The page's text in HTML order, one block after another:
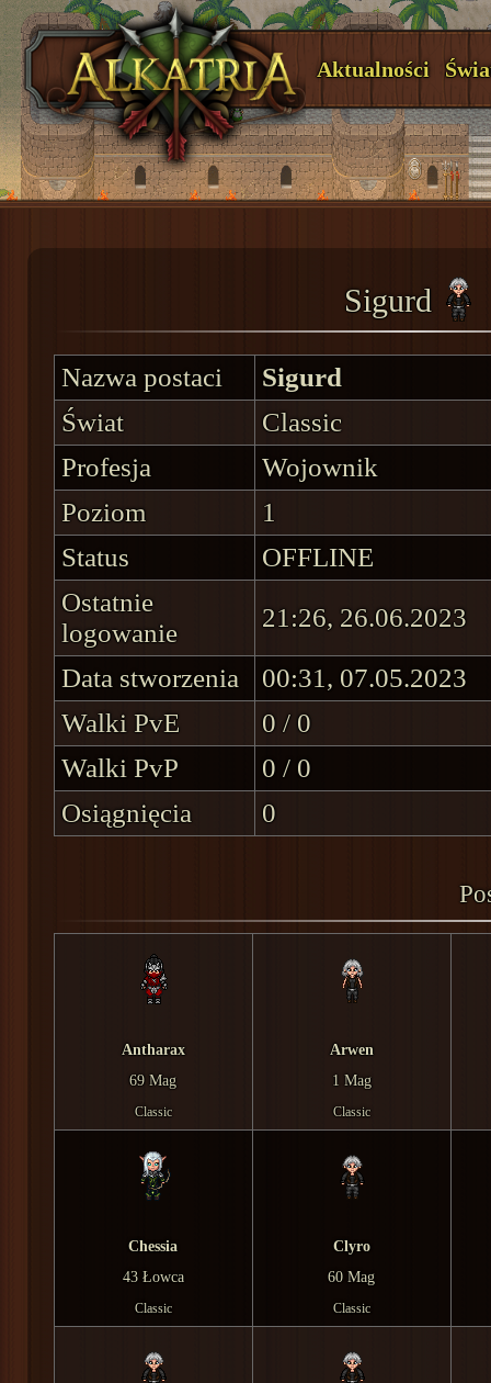
Aktualności
Sigurd
Nazwa postaci
Sigurd
Świat
Classic
Profesja
Wojownik
Poziom
1
Status
OFFLINE
Ostatnie
logowanie
21:26, 26.06.2023
Data stworzenia
00:31, 07.05.2023
Walki PvE
0 / 0
Walki PvP
0 / 0
Osiągnięcia
0
Antharax
69 Mag
Classic
Arwen
1 Mag
Classic
Chessia
43 Łowca
Classic
Clyro
60 Mag
Classic